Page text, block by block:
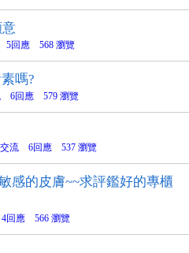
5回應 568 瀏覽
嗎?
6回應 579 瀏覽
交流 6回應 537 瀏覽
感的皮膚~~求評鑑好的專櫃
回應 566 瀏覽